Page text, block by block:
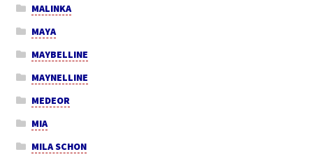
MALINKA
MAYA
MAYBELLINE
MAYNELLINE
MEDEOR
MIA
MILA SCHON